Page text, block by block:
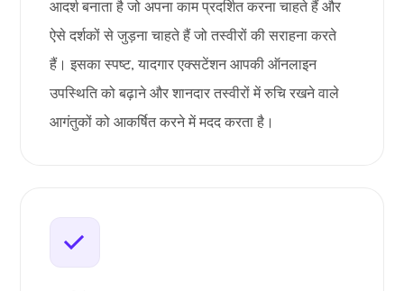
आदर्श बनाता है जो अपना काम प्रदर्शित करना चाहते हैं और
ऐसे दर्शकों से जुड़ना चाहते हैं जो तस्वीरों की सराहना करते
हैं। इसका स्पष्ट, यादगार एक्सटेंशन आपकी ऑनलाइन
उपस्थिति को बढ़ाने और शानदार तस्वीरों में रुचि रखने वाले
आगंतुकों को आकर्षित करने में मदद करता है।